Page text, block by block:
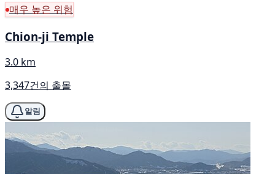
매우 높은 위험
Chion-ji Temple
3.0 km
3,347건의 출몰
알림